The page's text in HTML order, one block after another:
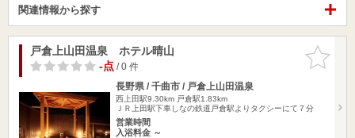
関連情報から探す
お気に入
りに追加
戸倉上山田温泉 ホテル晴山
-点/ 0 件
長野県 / 千曲市 / 戸倉上山田温泉
西上田駅9.30km 戸倉駅1.83km
ＪＲ上田駅下車しなの鉄道戸倉駅よりタクシーにて７分
営業時間
入浴料金 ～